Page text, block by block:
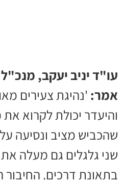
עו"ד יניב יעקב,
אמר: 'נהיגת צעירים
והיעדר יכולת לקרוא
שהכביש מציב ונסיעה
שני גלגלים גם מעלה את
בתאונת דרכים.